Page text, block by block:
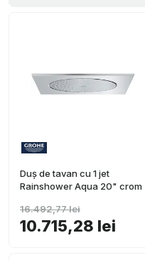
Duș de tavan cu 1 jet
Rainshower Aqua 20" crom
10.715,28 lei
16.492,77 lei